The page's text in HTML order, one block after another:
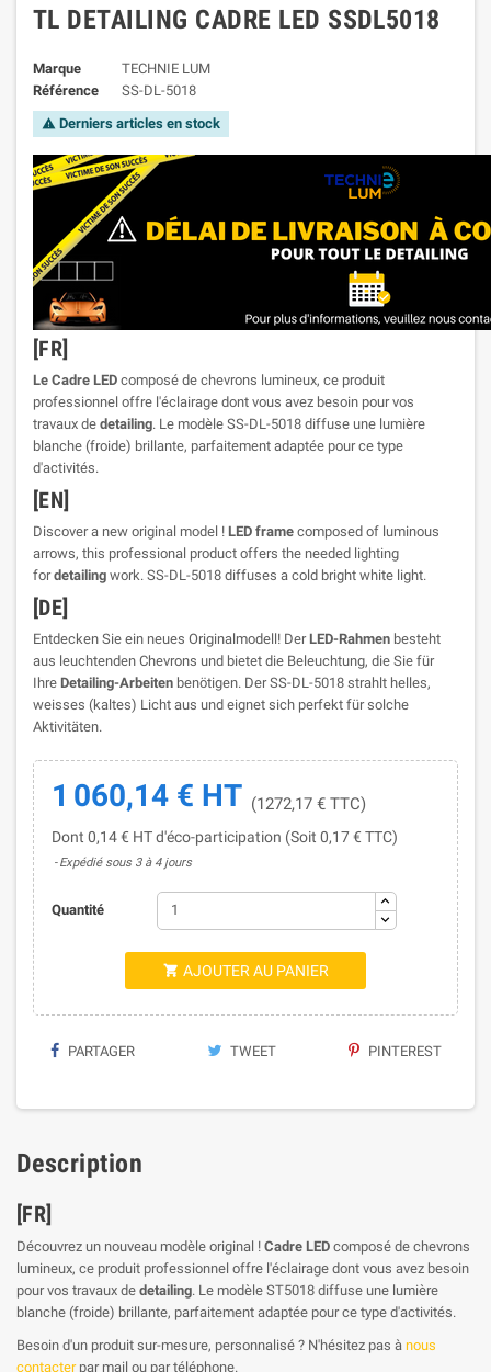
TL DETAILING CADRE LED SSDL5018
Marque
TECHNIE LUM
Référence
SS-DL-5018
 Derniers articles en stock
[FR]
Le Cadre LED composé de chevrons lumineux, ce produit
professionnel offre l'éclairage dont vous avez besoin pour vos
travaux de detailing. Le modèle SS-DL-5018 diffuse une lumière
blanche (froide) brillante, parfaitement adaptée pour ce type
d'activités.
[EN]
Discover a new original model ! LED frame composed of luminous
arrows, this professional product offers the needed lighting
fordetailing work. SS-DL-5018 diffuses a cold bright white light.
[DE]
Entdecken Sie ein neues Originalmodell! DerLED-Rahmen besteht
aus leuchtenden Chevrons und bietet die Beleuchtung, die Sie für
Ihre Detailing-Arbeiten benötigen. Der SS-DL-5018 strahlt helles,
weisses (kaltes) Licht aus und eignet sich perfekt für solche
Aktivitäten.
1 060,14 € HT (1272,17 € TTC)
Dont 0,14 € HT d'éco-participation (Soit 0,17 € TTC)
Expédié sous 3 à 4 jours
Quantité
 AJOUTER AU PANIER
PARTAGER TWEET PINTEREST
Description
[FR]
Découvrez un nouveau modèle original ! Cadre LED composé de chevrons
lumineux, ce produit professionnel offre l'éclairage dont vous avez besoin
pour vos travaux de detailing. Le modèle ST5018 diffuse une lumière
blanche (froide) brillante, parfaitement adaptée pour ce type d'activités.
Besoin d'un produit sur-mesure, personnalisé ? N'hésitez pas à nous
contacterpar mail ou par téléphone.